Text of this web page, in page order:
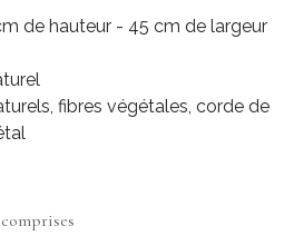
de hauteur - 45 cm de largeur
fibres végétales, corde de